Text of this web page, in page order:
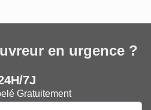
en urgence ?
7J
Gratuitement